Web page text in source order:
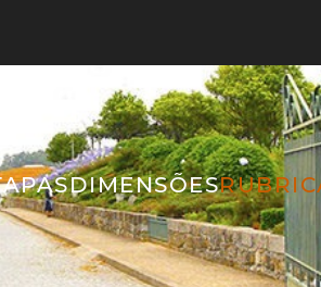
DIMENSÕES